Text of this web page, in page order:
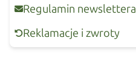
Regulamin newslettera
Reklamacje i zwroty